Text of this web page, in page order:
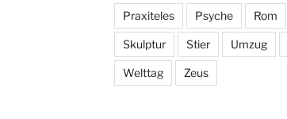
Praxiteles Psyche Rom
Skulptur Stier Umzug
Welttag Zeus